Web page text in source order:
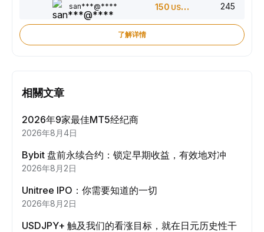
san***@**** 150 USDT 245
了解详情
相關文章
2026年9家最佳MT5经纪商
2026年8月4日
Bybit 盘前永续合约：锁定早期收益，有效地对冲
2026年8月2日
Unitree IPO：你需要知道的一切
2026年8月2日
USDJPY+ 触及我们的看涨目标，就在日元历史性干